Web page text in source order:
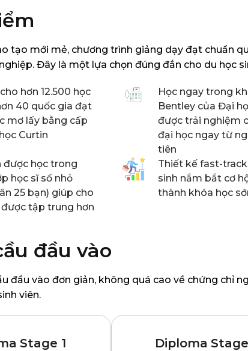
tạo mới mẻ, chương trình giảng dạy đạt chuẩn
Đây là một lựa chọn đúng đắn cho du học
hơn 12.500 học
40 quốc gia đạt
mơ lấy bằng cấp
Curtin
Học ngay trong
Bentley của Đại
được trải nghiệm
đại học ngay từ
tiên
được học trong
học sĩ số nhỏ
25 bạn) giúp cho
được tập trung hơn
Thiết kế fast-
sinh nắm bắt cơ
thành khóa học
đầu vào
đầu vào đơn giản, không quá cao về chứng chỉ
viên.
Stage 1 Diploma